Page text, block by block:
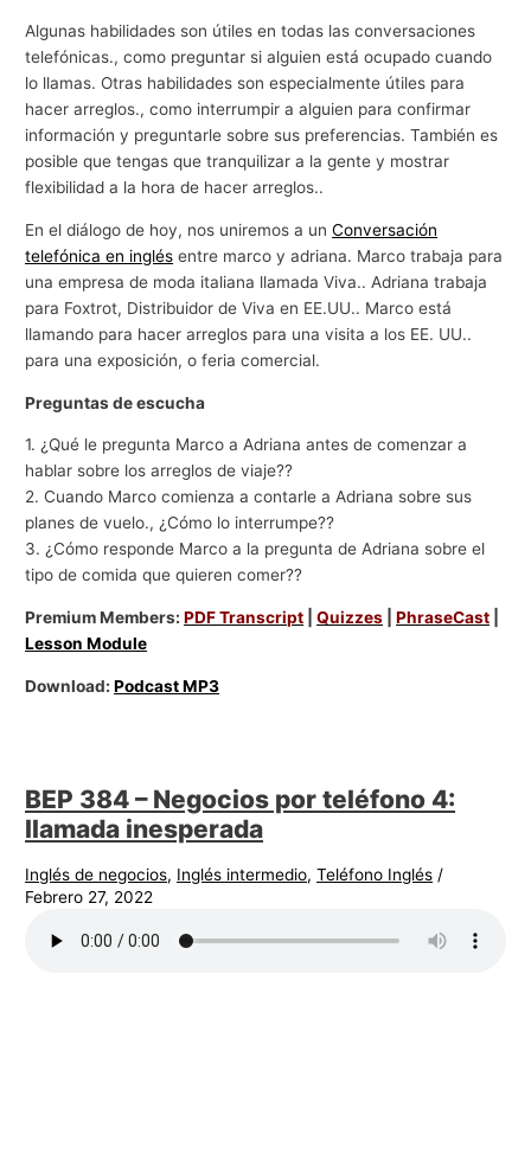
Algunas habilidades son útiles en todas las conversaciones
telefónicas., como preguntar si alguien está ocupado cuando
lo llamas. Otras habilidades son especialmente útiles para
hacer arreglos., como interrumpir a alguien para confirmar
información y preguntarle sobre sus preferencias. También es
posible que tengas que tranquilizar a la gente y mostrar
flexibilidad a la hora de hacer arreglos..
En el diálogo de hoy, nos uniremos a unConversación
telefónica en inglés entre marco y adriana. Marco trabaja para
una empresa de moda italiana llamada Viva.. Adriana trabaja
para Foxtrot, Distribuidor de Viva en EE.UU.. Marco está
llamando para hacer arreglos para una visita a los EE. UU..
para una exposición, o feria comercial.
Preguntas de escucha
1. ¿Qué le pregunta Marco a Adriana antes de comenzar a
hablar sobre los arreglos de viaje??
2. Cuando Marco comienza a contarle a Adriana sobre sus
planes de vuelo., ¿Cómo lo interrumpe??
3. ¿Cómo responde Marco a la pregunta de Adriana sobre el
tipo de comida que quieren comer??
Premium Members:PDF Transcript |Quizzes |PhraseCast
Lesson Module
Download:Podcast MP3
BEP 384 – Negocios por teléfono 4:
llamada inesperada
Inglés de negocios, Inglés intermedio,Teléfono Inglés /
Febrero 27, 2022